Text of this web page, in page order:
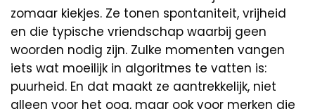
zomaar kiekjes. Ze tonen spontaniteit, vrijheid
en die typische vriendschap waarbij geen
woorden nodig zijn. Zulke momenten vangen
iets wat moeilijk in algoritmes te vatten is:
puurheid. En dat maakt ze aantrekkelijk, niet
alleen voor het oog, maar ook voor merken die